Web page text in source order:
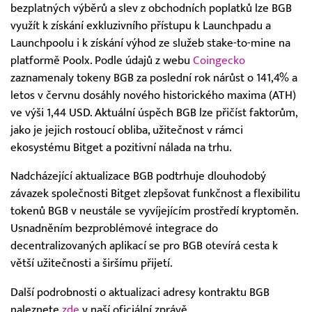
bezplatných výběrů a slev z obchodních poplatků lze BGB
využít k získání exkluzivního přístupu k Launchpadu a
Launchpoolu i k získání výhod ze služeb stake-to-mine na
platformě Poolx. Podle údajů z webu Coingecko
zaznamenaly tokeny BGB za poslední rok nárůst o 141,4% a
letos v červnu dosáhly nového historického maxima (ATH)
ve výši 1,44 USD. Aktuální úspěch BGB lze přičíst faktorům,
jako je jejich rostoucí obliba, užitečnost v rámci
ekosystému Bitget a pozitivní nálada na trhu.
Nadcházející aktualizace BGB podtrhuje dlouhodobý
závazek společnosti Bitget zlepšovat funkčnost a flexibilitu
tokenů BGB v neustále se vyvíjejícím prostředí kryptoměn.
Usnadněním bezproblémové integrace do
decentralizovaných aplikací se pro BGB otevírá cesta k
větší užitečnosti a širšímu přijetí.
Další podrobnosti o aktualizaci adresy kontraktu BGB